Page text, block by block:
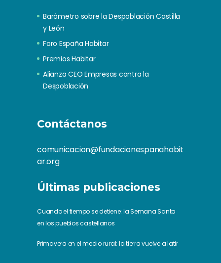
Barómetro sobre la Despoblación Castilla
y León
Foro España Habitar
Premios Habitar
Alianza CEO Empresas contra la
Despoblación
Contáctanos
comunicacion@fundacionespanahabit
ar.org
Últimas publicaciones
Cuando el tiempo se detiene: la Semana Santa
en los pueblos castellanos
Primavera en el medio rural: la tierra vuelve a latir